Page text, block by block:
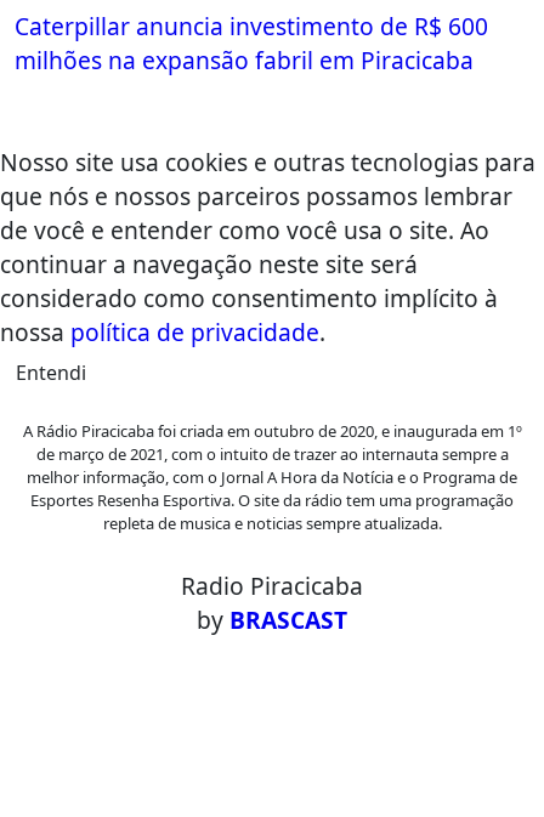
Caterpillar anuncia investimento de R$ 600
milhões na expansão fabril em Piracicaba
Nosso site usa cookies e outras tecnologias para
que nós e nossos parceiros possamos lembrar
de você e entender como você usa o site. Ao
continuar a navegação neste site será
considerado como consentimento implícito à
nossa política de privacidade.
Entendi
A Rádio Piracicaba foi criada em outubro de 2020, e inaugurada em 1º
de março de 2021, com o intuito de trazer ao internauta sempre a
melhor informação, com o Jornal A Hora da Notícia e o Programa de
Esportes Resenha Esportiva. O site da rádio tem uma programação
repleta de musica e noticias sempre atualizada.
Radio Piracicaba
by BRASCAST